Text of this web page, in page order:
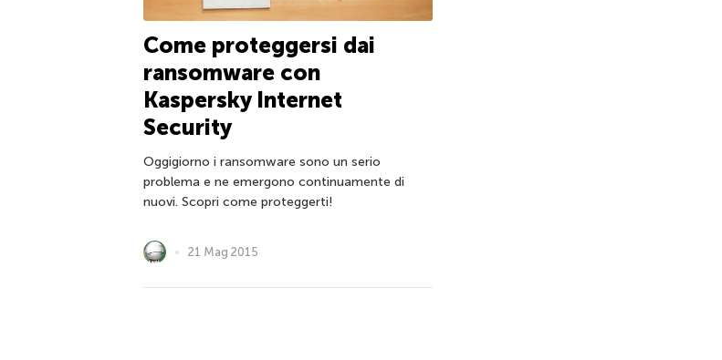
Come proteggersi dai
ransomware con
Kaspersky Internet
Security
Oggigiorno i ransomware sono un serio
problema e ne emergono continuamente di
nuovi. Scopri come proteggerti!
21 Mag 2015